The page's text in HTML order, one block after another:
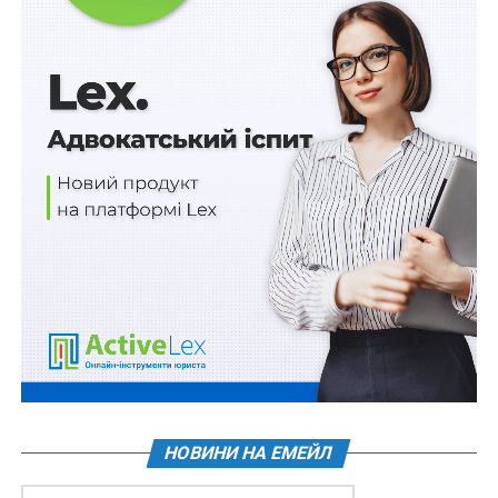
Читайте також:
Надсилання копії скарги
виконавцю: нові тренди практики
Відкриваючи конференцію, ректор Національної
школи суддів України Микола Оніщук акцентував
увагу на актуальності питання виконання судових
рішень, зазначивши, що ця тематика перебуває на
особливому контролі з боку Ради Європи, зокрема
Комітету міністрів ЄС. При тому, за словами М.
Оніщука, європейські колеги неодноразово
наголошували: говорити про ефективне правосуддя
неможливо, поки не вирішена проблема виконання
судових рішень.
НОВИНИ НА ЕМЕЙЛ